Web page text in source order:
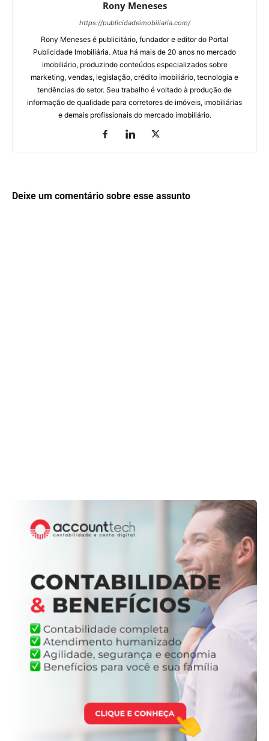
Rony Meneses
https://publicidadeimobiliaria.com/
Rony Meneses é publicitário, fundador e editor do Portal
Publicidade Imobiliária. Atua há mais de 20 anos no mercado
imobiliário, produzindo conteúdos especializados sobre
marketing, vendas, legislação, crédito imobiliário, tecnologia e
tendências do setor. Seu trabalho é voltado à produção de
informação de qualidade para corretores de imóveis, imobiliárias
e demais profissionais do mercado imobiliário.
Deixe um comentário sobre esse assunto